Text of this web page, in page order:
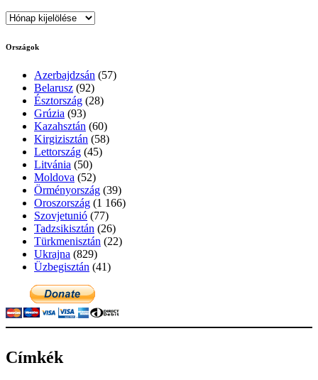
Archívum
Országok
Azerbajdzsán (57)
Belarusz (92)
Észtország (28)
Grúzia (93)
Kazahsztán (60)
Kirgizisztán (58)
Lettország (45)
Litvánia (50)
Moldova (52)
Örményország (39)
Oroszország (1 166)
Szovjetunió (77)
Tadzsikisztán (26)
Türkmenisztán (22)
Ukrajna (829)
Üzbegisztán (41)
Címkék